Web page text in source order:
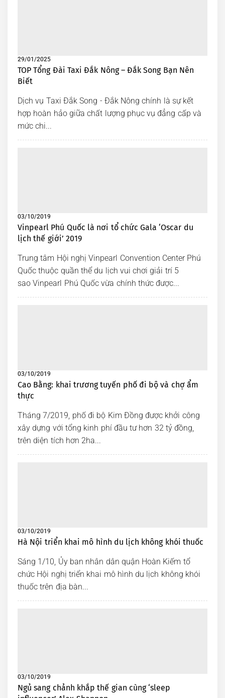
29/01/2025
TOP Tổng Đài Taxi Đắk Nông – Đắk Song Bạn Nên
Biết
Dịch vụ Taxi Đắk Song - Đắk Nông chính là sự kết
hợp hoàn hảo giữa chất lượng phục vụ đẳng cấp và
mức chi...
03/10/2019
Vinpearl Phú Quốc là nơi tổ chức Gala ‘Oscar du
lịch thế giới’ 2019
Trung tâm Hội nghị Vinpearl Convention Center Phú
Quốc thuộc quần thể du lịch vui chơi giải trí 5
sao Vinpearl Phú Quốc vừa chính thức được...
03/10/2019
Cao Bằng: khai trương tuyến phố đi bộ và chợ ẩm
thực
Tháng 7/2019, phố đi bộ Kim Đồng được khởi công
xây dựng với tổng kinh phí đầu tư hơn 32 tỷ đồng,
trên diện tích hơn 2ha...
03/10/2019
Hà Nội triển khai mô hình du lịch không khói thuốc
Sáng 1/10, Ủy ban nhân dân quận Hoàn Kiếm tổ
chức Hội nghị triển khai mô hình du lịch không khói
thuốc trên địa bàn...
03/10/2019
Ngủ sang chảnh khắp thế gian cùng ‘sleep
TOP Tổng Đài Taxi Đắk
thu hút nhiều khách du lịch
Biển đảo của Kiên Giang
Theo bạn thì sashimi cá